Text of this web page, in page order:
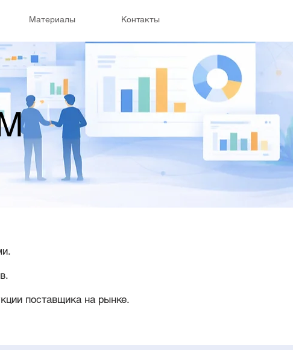
Материалы Контакты
поставщика на рынке.